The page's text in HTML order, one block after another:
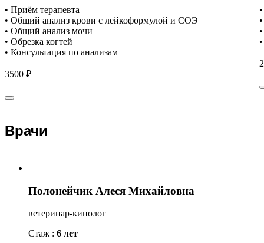
• Приём терапевта
• Общий анализ крови с лейкоформулой и СОЭ
• Общий анализ мочи
• Обрезка когтей
• Консультация по анализам
3500 ₽
Врачи
Полонейчик Алеся Михайловна
ветеринар-кинолог
Стаж : 6 лет